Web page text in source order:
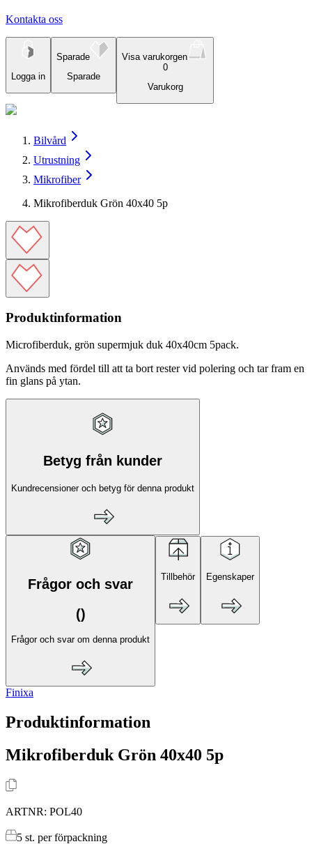
Kontakta oss
Logga in
Sparade
Sparade
Visa varukorgen
0
Varukorg
Bilvård
Utrustning
Mikrofiber
Mikrofiberduk Grön 40x40 5p
Produktinformation
Microfiberduk, grön supermjuk duk 40x40cm 5pack.
Används med fördel till att ta bort rester vid polering och tar fram en
fin glans på ytan.
Betyg från kunder
Kundrecensioner och betyg för denna produkt
Frågor och svar
()
Frågor och svar om denna produkt
Tillbehör Egenskaper
Finixa
Produktinformation
Mikrofiberduk Grön 40x40 5p
ARTNR: POL40
5 st. per förpackning